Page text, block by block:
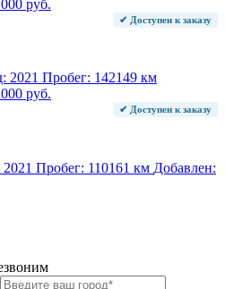
руб.
✔ Доступен к заказу
2021 Пробег: 142149 км
руб.
✔ Доступен к заказу
2021 Пробег: 110161 км Добавлен: